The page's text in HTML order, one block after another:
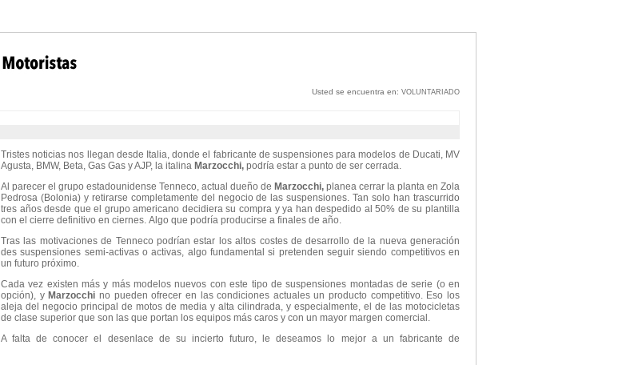
Usted se encuentra en: VOLUNTARIADO
Tristes noticias nos llegan desde Italia, donde el fabricante de suspensiones para modelos de Ducati, MV
Agusta, BMW, Beta, Gas Gas y AJP, la italina Marzocchi, podría estar a punto de ser cerrada.
Al parecer el grupo estadounidense Tenneco, actual dueño de Marzocchi, planea cerrar la planta en Zola
Pedrosa (Bolonia) y retirarse completamente del negocio de las suspensiones. Tan solo han trascurrido
tres años desde que el grupo americano decidiera su compra y ya han despedido al 50% de su plantilla
con el cierre definitivo en ciernes. Algo que podría producirse a finales de año.
Tras las motivaciones de Tenneco podrían estar los altos costes de desarrollo de la nueva generación
des suspensiones semi-activas o activas, algo fundamental si pretenden seguir siendo competitivos en
un futuro próximo.
Cada vez existen más y más modelos nuevos con este tipo de suspensiones montadas de serie (o en
opción), y Marzocchi no pueden ofrecer en las condiciones actuales un producto competitivo. Eso los
aleja del negocio principal de motos de media y alta cilindrada, y especialmente, el de las motocicletas
de clase superior que son las que portan los equipos más caros y con un mayor margen comercial.
A falta de conocer el desenlace de su incierto futuro, le deseamos lo mejor a un fabricante de